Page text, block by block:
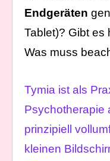
Endgeräten
Tablet)? Gibt es
Was muss
Tymia ist als
Psychotherapie
prinzipiell
kleinen